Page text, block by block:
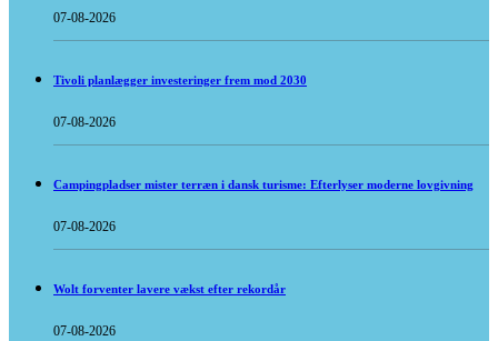
07-08-2026
Tivoli planlægger investeringer frem mod 2030
07-08-2026
Campingpladser mister terræn i dansk turisme: Efterlyser moderne lovgivning
07-08-2026
Wolt forventer lavere vækst efter rekordår
07-08-2026